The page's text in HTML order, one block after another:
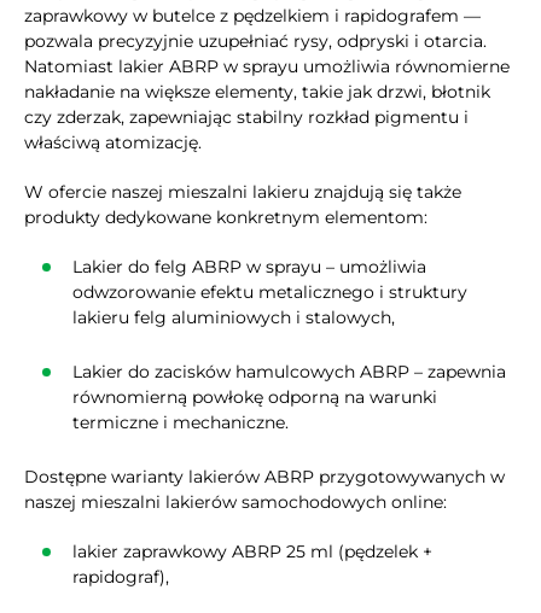
zaprawkowy w butelce z pędzelkiem i rapidografem —
pozwala precyzyjnie uzupełniać rysy, odpryski i otarcia.
Natomiast lakier ABRP w sprayu umożliwia równomierne
nakładanie na większe elementy, takie jak drzwi, błotnik
czy zderzak, zapewniając stabilny rozkład pigmentu i
właściwą atomizację.
W ofercie naszej mieszalni lakieru znajdują się także
produkty dedykowane konkretnym elementom:
Lakier do felg ABRP w sprayu – umożliwia
odwzorowanie efektu metalicznego i struktury
lakieru felg aluminiowych i stalowych,
Lakier do zacisków hamulcowych ABRP – zapewnia
równomierną powłokę odporną na warunki
termiczne i mechaniczne.
Dostępne warianty lakierów ABRP przygotowywanych w
naszej mieszalni lakierów samochodowych online:
lakier zaprawkowy ABRP 25 ml (pędzelek +
rapidograf),